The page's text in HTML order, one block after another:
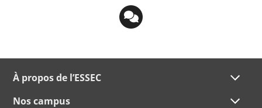
À propos de l’ESSEC
Nos campus